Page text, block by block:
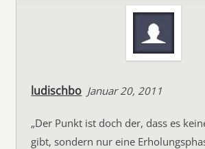
ludischbo Januar 20, 2011
„Der Punkt ist doch der, dass es
gibt, sondern nur eine